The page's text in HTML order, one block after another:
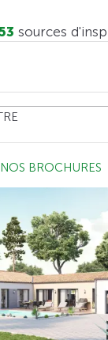
BROCHURES
sources